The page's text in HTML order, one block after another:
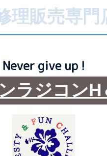
理販売専門
Never give up !
ラジコンH